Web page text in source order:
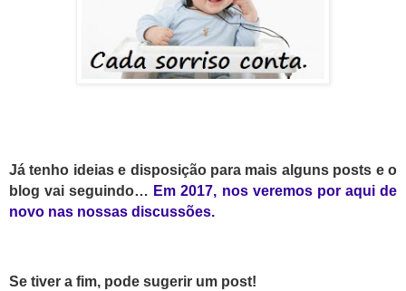
Já tenho ideias e disposição para mais alguns posts e o
blog vai seguindo… Em 2017, nos veremos por aqui de
novo nas nossas discussões.
Se tiver a fim, pode sugerir um post!